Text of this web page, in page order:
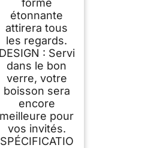
étonnante
attirera tous
les regards.
DESIGN : Servi
dans le bon
verre, votre
boisson sera
encore
meilleure pour
vos invités.
SPÉCIFICATIO